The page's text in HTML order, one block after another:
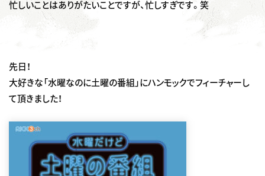
忙しいことはありがたいことですが、忙しすぎです。笑
先日！
大好きな「水曜なのに土曜の番組」にハンモックでフィーチャーし
て頂きました！